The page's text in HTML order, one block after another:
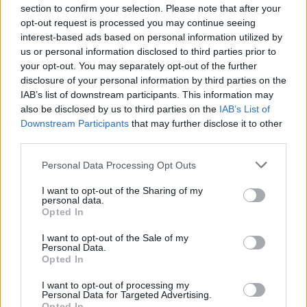
section to confirm your selection. Please note that after your
opt-out request is processed you may continue seeing
interest-based ads based on personal information utilized by
us or personal information disclosed to third parties prior to
your opt-out. You may separately opt-out of the further
disclosure of your personal information by third parties on the
IAB’s list of downstream participants. This information may
also be disclosed by us to third parties on the IAB’s List of
Downstream Participants that may further disclose it to other
Personal Data Processing Opt Outs
I want to opt-out of the Sharing of my
personal data.
Opted In
I want to opt-out of the Sale of my
Personal Data.
Opted In
I want to opt-out of processing my
Personal Data for Targeted Advertising.
02/04/2004
IPPICA La Tris è 5-7-2 Quota
94,26 euro PISA — Luppel ha
vinto la tris di galoppo ...
11/03/2004
OTTO le corse in programma
oggi a Capannelle per un
convegno che spazia attraverso
19/02/2004